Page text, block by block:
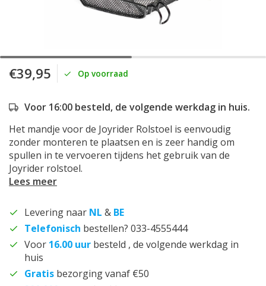
€39,95 Op voorraad
Voor 16:00 besteld, de volgende werkdag in huis.
Het mandje voor de Joyrider Rolstoel is eenvoudig
zonder monteren te plaatsen en is zeer handig om
spullen in te vervoeren tijdens het gebruik van de
Joyrider rolstoel.
Lees meer
Levering naar NL & BE
Telefonisch bestellen? 033-4555444
Voor 16.00 uur besteld , de volgende werkdag in
huis
Gratis bezorging vanaf €50